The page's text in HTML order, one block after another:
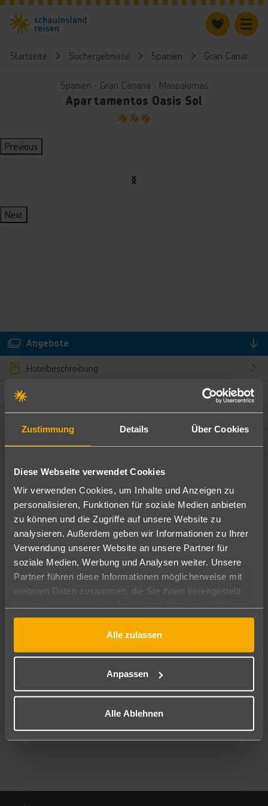
Zustimmung Details Über Cookies
Diese Webseite verwendet Cookies
Wir verwenden Cookies, um Inhalte und Anzeigen zu
personalisieren, Funktionen für soziale Medien anbieten
zu können und die Zugriffe auf unsere Website zu
analysieren. Außerdem geben wir Informationen zu Ihrer
Verwendung unserer Website an unsere Partner für
soziale Medien, Werbung und Analysen weiter. Unsere
Partner führen diese Informationen möglicherweise mit
weiteren Daten zusammen, die Sie ihnen bereitgestellt
gesammelt haben.
Alle zulassen
Anpassen
Alle Ablehnen
Startseite Suchergebnisse Spanien Gran Canaria
Spanien ∙ Gran Canaria ∙ Maspalomas
Apartamentos Oasis Sol
3
Previous
Next
Angebote
Hotelbeschreibung
Bewertungen
Ändere die Kriterien nach deinen Wünschen
Pauschal Nur Hotel
Abflughafen
Alle Abflughäfen
11.08.26–09.08.27 7-21 Nächte
Mehr Filter anzeigen